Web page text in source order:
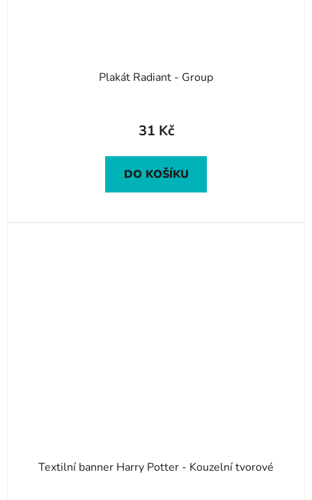
Plakát Radiant - Group
31 Kč
DO KOŠÍKU
Textilní banner Harry Potter - Kouzelní tvorové